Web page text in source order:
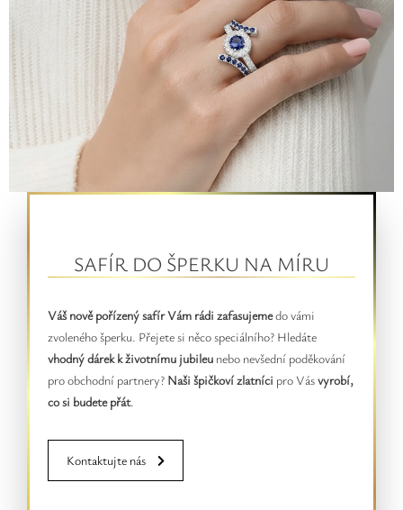
SAFÍR DO ŠPERKU NA MÍRU
Váš nově pořízený safír Vám rádi zafasujemedo vámi
zvoleného šperku. Přejete si něco speciálního? Hledáte
vhodný dárek k životnímu jubileu nebo nevšední poděkování
pro obchodní partnery? Naši špičkoví zlatníci pro Vásvyrobí,
co si budete přát.
Kontaktujte nás